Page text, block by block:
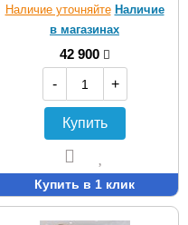
Наличие уточняйте Наличие
в магазинах
42 900
-
+
Купить
Купить в 1 клик